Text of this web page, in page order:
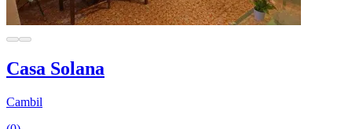
Casa Solana
Cambil